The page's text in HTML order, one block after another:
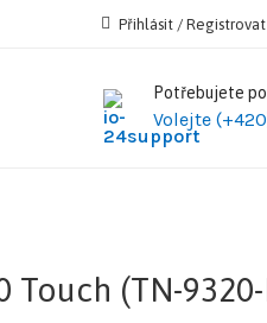
Přihlásit / Registrovat
Potřebujete
Volejte
Touch (TN-